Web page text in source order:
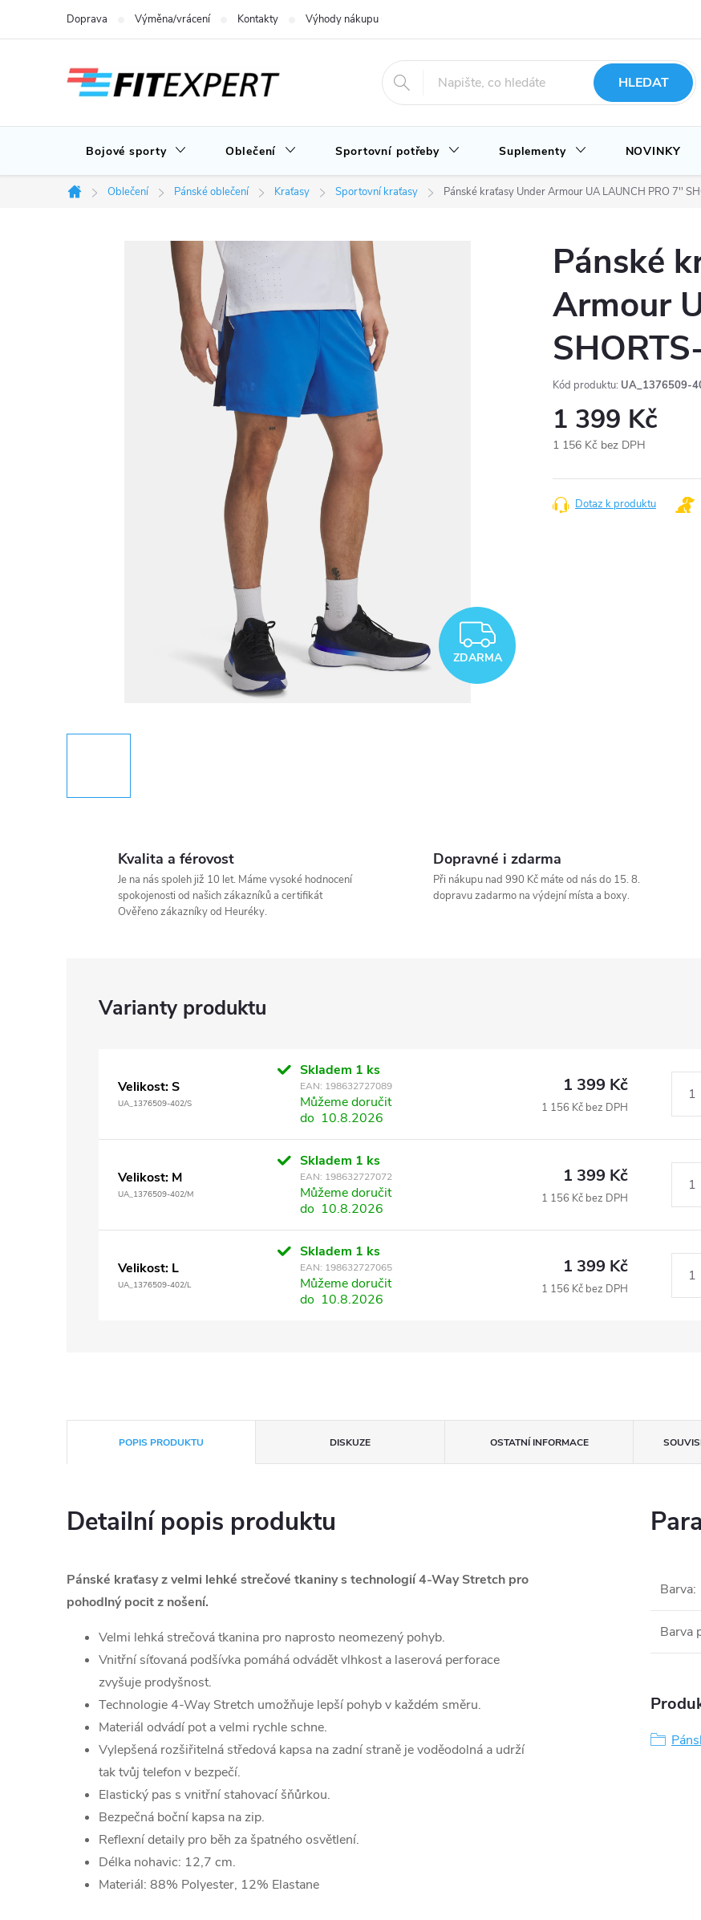
Doprava Výměna/vrácení Kontakty Výhody nákupu u nás
HLEDAT
Bojové sporty Oblečení Sportovní potřeby Suplementy NOVINKY
Domů
Oblečení Pánské oblečení Kraťasy Sportovní kraťasy Pánské kraťasy Under Armour UA LAUNCH PRO 7''
ZDARMA
ZDARMA
Pánské
Armour
Kód produktu: UA_1376509-
1 399 Kč
1 156 Kč bez DPH
cena:
Dotaz k produktu
Kvalita a férovost
Je na nás spoleh již 10 let. Máme vysoké hodnocení
spokojenosti od našich zákazníků a certifikát
Ověřeno zákazníky od Heuréky.
Dopravné i zdarma
Při nákupu nad 990 Kč máte od nás do 15. 8.
dopravu zadarmo na výdejní místa a boxy.
Velikost: S
UA_1376509-402/S
Skladem 1 ks
EAN: 198632727089
Můžeme doručit
do 10.8.2026
1 399 Kč
1 156 Kč bez DPH
Velikost: M
UA_1376509-402/M
Skladem 1 ks
EAN: 198632727072
Můžeme doručit
do 10.8.2026
1 399 Kč
1 156 Kč bez DPH
Velikost: L
UA_1376509-402/L
Skladem 1 ks
EAN: 198632727065
Můžeme doručit
do 10.8.2026
1 399 Kč
1 156 Kč bez DPH
POPIS PRODUKTU DISKUZE OSTATNÍ INFORMACE
Detailní popis produktu
Pánské kraťasy z velmi lehké strečové tkaniny s technologií 4-Way Stretch pro
pohodlný pocit z nošení.
Velmi lehká strečová tkanina pro naprosto neomezený pohyb.
Vnitřní síťovaná podšívka pomáhá odvádět vlhkost a laserová perforace
zvyšuje prodyšnost.
Technologie 4-Way Stretch umožňuje lepší pohyb v každém směru.
Materiál odvádí pot a velmi rychle schne.
Vylepšená rozšiřitelná středová kapsa na zadní straně je voděodolná a udrží
tak tvůj telefon v bezpečí.
Elastický pas s vnitřní stahovací šňůrkou.
Bezpečná boční kapsa na zip.
Reflexní detaily pro běh za špatného osvětlení.
Délka nohavic: 12,7 cm.
Materiál: 88% Polyester, 12% Elastane
Barva:
Barva